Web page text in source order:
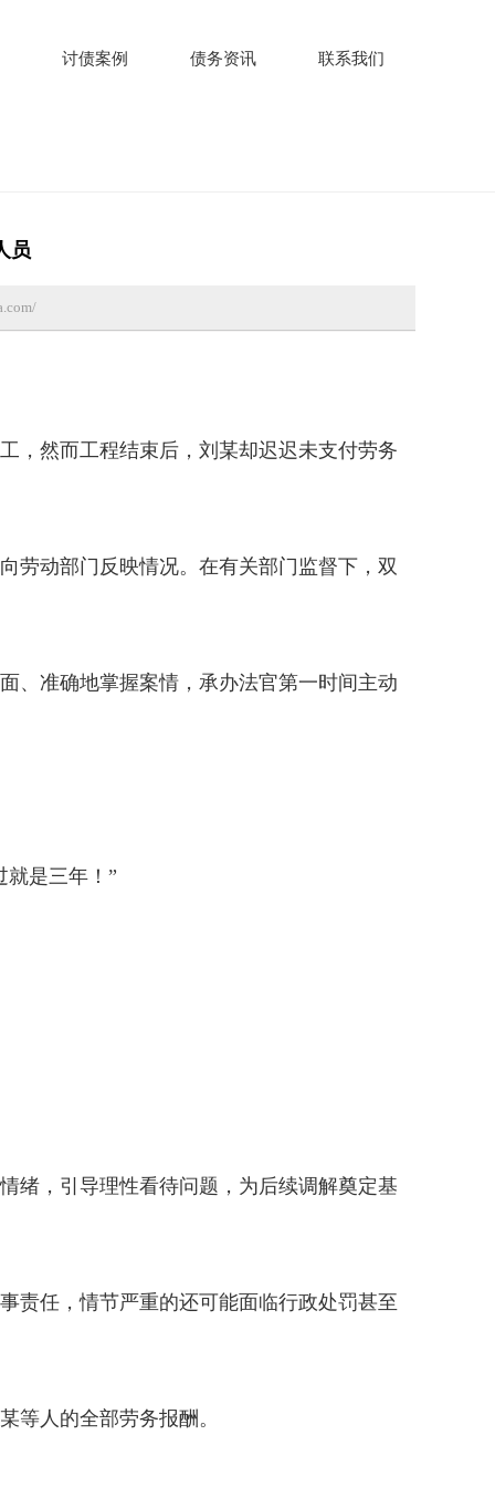
讨债案例 债务资讯 联系我们
员
，然而工程结束后，刘某却迟迟未支付劳务
劳动部门反映情况。在有关部门监督下，双
、准确地掌握案情，承办法官第一时间主动
就是三年！”
绪，引导理性看待问题，为后续调解奠定基
责任，情节严重的还可能面临行政处罚甚至
等人的全部劳务报酬。